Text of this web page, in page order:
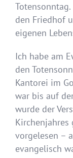
den Friedhof
eigenen
Ich habe am
den
Kantorei im
war bis auf
wurde der
Kirchenjahres
vorgelesen –
evangelisch